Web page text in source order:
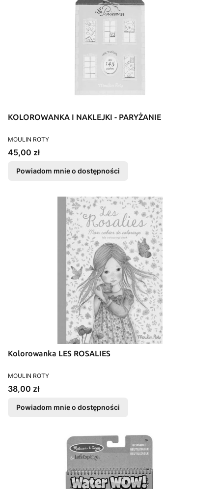
KOLOROWANKA I NAKLEJKI - PARYŻANIE
PRODUCENT
MOULIN ROTY
Cena
45,00 zł
Powiadom mnie o dostępności
Kolorowanka LES ROSALIES
PRODUCENT
MOULIN ROTY
Cena
38,00 zł
Powiadom mnie o dostępności